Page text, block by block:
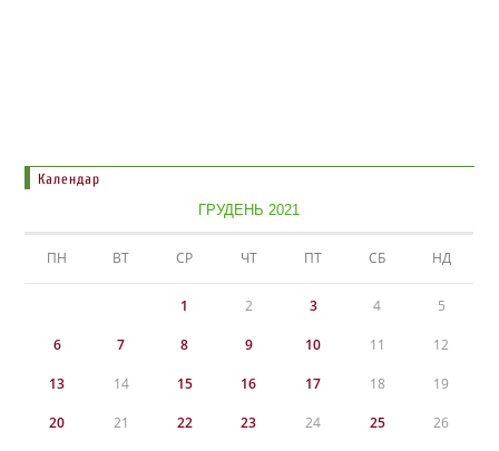
Календар
ГРУДЕНЬ 2021
ПН ВТ СР ЧТ ПТ СБ НД
1 2 3 4 5
6 7 8 9 10 11 12
13 14 15 16 17 18 19
20 21 22 23 24 25 26